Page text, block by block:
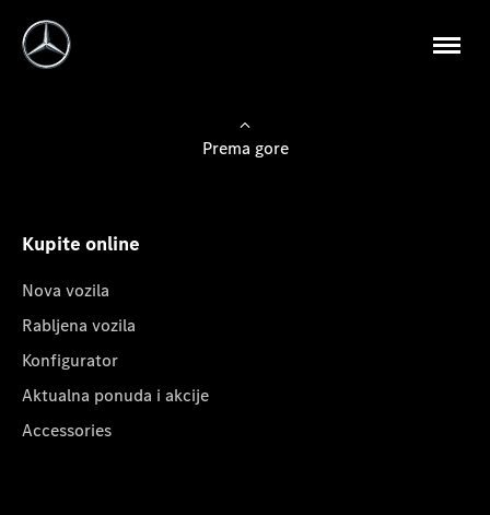
Prema gore
Kupite online
Nova vozila
Rabljena vozila
Konfigurator
Aktualna ponuda i akcije
Accessories